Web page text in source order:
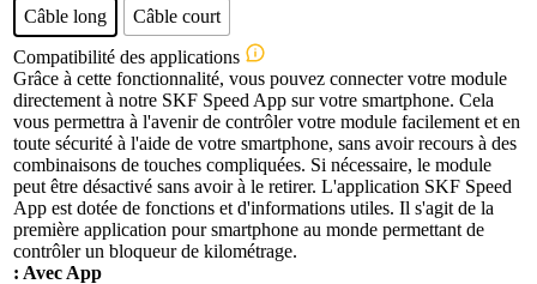
Câble long
Câble court
Compatibilité des applications
Grâce à cette fonctionnalité, vous pouvez connecter votre module
directement à notre SKF Speed App sur votre smartphone. Cela
vous permettra à l'avenir de contrôler votre module facilement et en
toute sécurité à l'aide de votre smartphone, sans avoir recours à des
combinaisons de touches compliquées. Si nécessaire, le module
peut être désactivé sans avoir à le retirer. L'application SKF Speed
App est dotée de fonctions et d'informations utiles. Il s'agit de la
première application pour smartphone au monde permettant de
contrôler un bloqueur de kilométrage.
: Avec App